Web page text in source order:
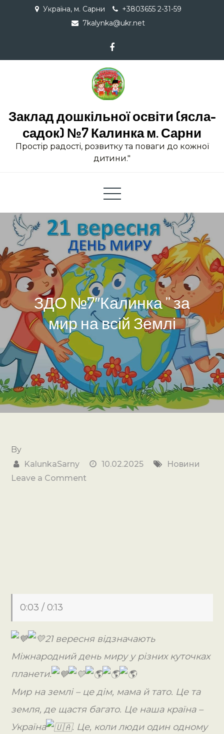
Україна, м. Сарни
+3803655 2-31-59
7kalynka@ukr.net
Заклад дошкільної освіти (ясла-
садок) №7 Калинка м. Сарни
Простір радості, розвитку та поваги до кожної
дитини."
ЗДО №7″Калинка ” за
мир на всій Землі
By
KalunkaSarny
10.02.2025
Новини
Leave a Comment
0:03 / 0:13
21 вересня відзначають
Міжнародний день миру у різних куточках
планети.
Мир на землі – це дім, мама й тато. Це та
земля, де щастя багато. Це наша країна –
Україна
. Це, коли люди один одному